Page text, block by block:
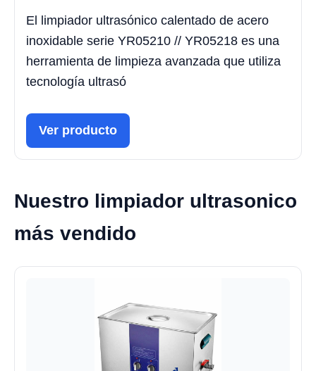
El limpiador ultrasónico calentado de acero
inoxidable serie YR05210 // YR05218 es una
herramienta de limpieza avanzada que utiliza
tecnología ultrasó
Ver producto
Nuestro limpiador ultrasonico
más vendido